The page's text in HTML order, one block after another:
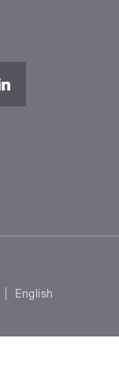
English